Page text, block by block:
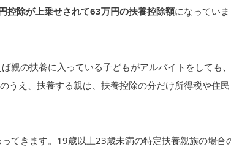
控除が上乗せされて63万円の扶養控除額になっていま
親の扶養に入っている子どもがアルバイトをしても、
うえ、扶養する親は、扶養控除の分だけ所得税や住民
てきます。19歳以上23歳未満の特定扶養親族の場合